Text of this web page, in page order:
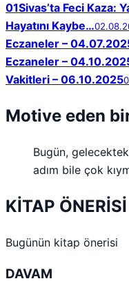
01Sivas’ta Feci Kaza:
Hayatını Kaybe…
Eczaneler –
Eczaneler –
Vakitleri – 06.10.2025
Motive eden
Bugün,
adım bile çok
KİTAP ÖNERİSİ
Bugünün kitap önerisi
DAVAM